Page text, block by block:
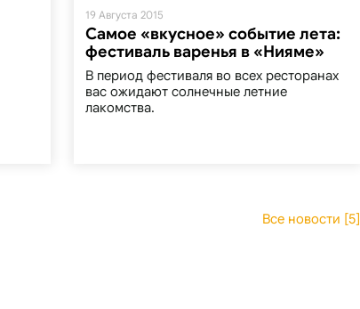
19 Августа 2015
Самое «вкусное» событие лета:
фестиваль варенья в «Нияме»
В период фестиваля во всех ресторанах
вас ожидают солнечные летние
лакомства.
Все новости [5]